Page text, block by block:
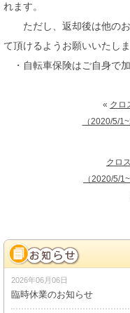
れます。
ただし、返却後は他のお
て頂けるようお願いいたしま
・自転車保険はご自身で加
« クロ
（2020/5/
クロ
（2020/5/
2026年06月06日
臨時休業のお知らせ